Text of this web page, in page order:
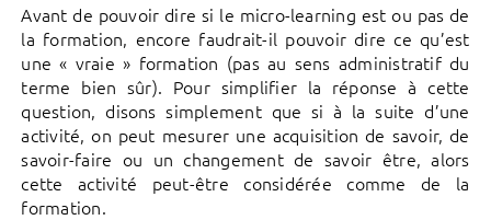
Avant de pouvoir dire si le micro-learning est ou pas de
la formation, encore faudrait-il pouvoir dire ce qu’est
une « vraie » formation (pas au sens administratif du
terme bien sûr). Pour simplifier la réponse à cette
question, disons simplement que si à la suite d’une
activité, on peut mesurer une acquisition de savoir, de
savoir-faire ou un changement de savoir être, alors
cette activité peut-être considérée comme de la
formation.